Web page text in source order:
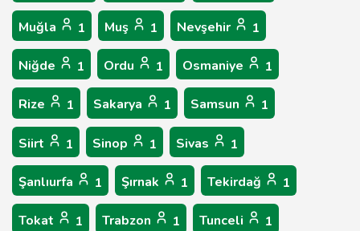
Muğla 1 Muş 1 Nevşehir 1
Niğde 1 Ordu 1 Osmaniye 1
Rize 1 Sakarya 1 Samsun 1
Siirt 1 Sinop 1 Sivas 1
Şanlıurfa 1 Şırnak 1 Tekirdağ 1
Tokat 1 Trabzon 1 Tunceli 1